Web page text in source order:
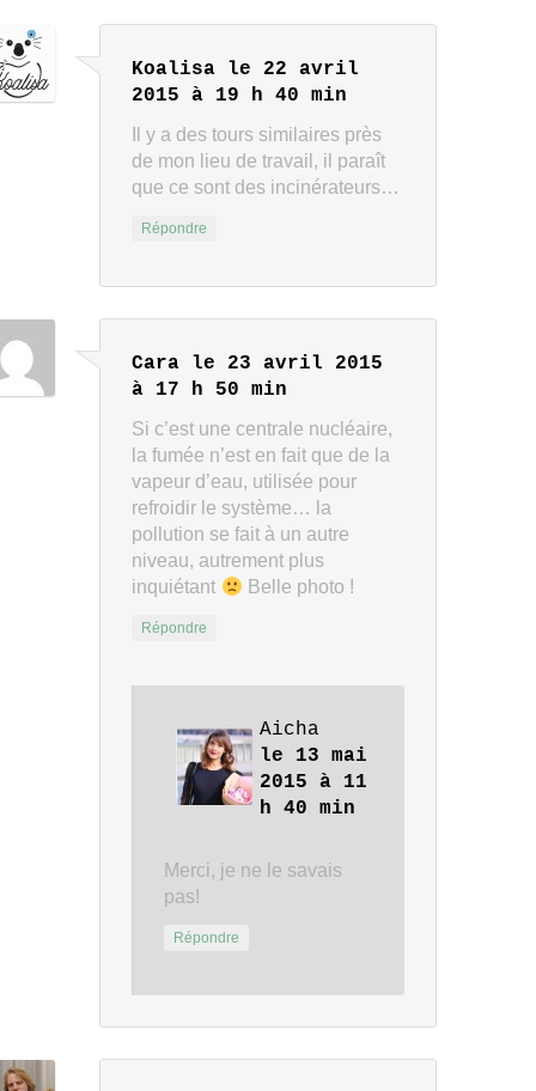
Koalisa
le 22 avril
2015 à 19 h 40 min
Il y a des tours similaires près
de mon lieu de travail, il paraît
que ce sont des incinérateurs…
Répondre
Cara
le 23 avril 2015
à 17 h 50 min
Si c’est une centrale nucléaire,
la fumée n’est en fait que de la
vapeur d’eau, utilisée pour
refroidir le système… la
pollution se fait à un autre
niveau, autrement plus
inquiétant
Belle photo !
Répondre
Aicha
le 13 mai
2015 à 11
h 40 min
Merci, je ne le savais
pas!
Répondre